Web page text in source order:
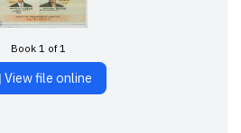
Book 1 of 1
View file online